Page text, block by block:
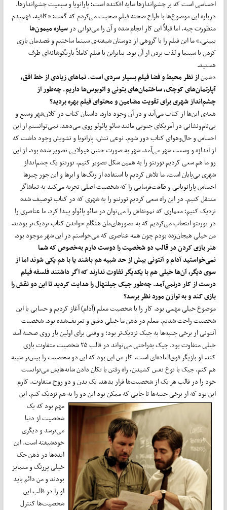
احساسی است که بر چشم‌اندازها سایه افکنده است؛ پارانویا و سبعیت چشم‌اندازها.
درباره این موضوع‌ها با طراح صحنه فیلم صحبت می‌کردم که گفت: «کافیه. فهمیدم
منظورت چیه. اما قبلاً این کار انجام شده و آن را می‌توانی در سیاره میمون‌ها
ببینی.» ما این فیلم را با گروهی از دوستان شیفته‌ی سینما ساختیم و قصدمان بازی
کردن با سینما و لذت بردن از آن بود. بنابراین با فیلم کاملاً بازیگوشانه‌ای طرف
هستید.
دشمناز نظر محیط و فضا فیلم بسیار سردی است. نماهای زیادی از خط افق،
آپارتمان‌های کوچک، ساختمان‌های بتونی و اتوبوس‌ها داریم. چه‌طور از
چشم‌انداز شهری برای تقویت مضامین و محتوای فیلم بهره بردید؟
همه‌ی این‌ها از کتاب می‌آید و در آن وجود دارد. داستان کتاب در کلان‌شهر وسیع و
بی‌نام‌ونشانی در آمریکای جنوبی مانند سائو پائولو روی می‌دهد. نمی‌توانستم از این
احساس و حال‌وهوای کتاب دور شوم. نوعی تنش، پارانویا و تشویش وجود داشت که
از اندازه و وسعت شهر می‌آمد. شهر به صورت چنین هیولایی تصویر شده بود. از این
رو ما هم سعی کردیم تورنتو را به همین شکل تصویر کنیم. تورنتو یک چشم‌انداز
شهری بی‌پایان است. ما تلاش کردیم با استفاده از رنگ‌ها و ابرها و این جور چیزها
احساس پارانویایی و طاقت‌فرسایی را که شخصیت اصلی تجربه می‌کند به تماشاگر
منتقل کنیم. در این راه سعی کردیم تورنتو را به شهری که در کتاب توصیف شده
نزدیک کنیم؛ معماری که نمونه‌اش را می‌توان در سائو پائولو پیدا کرد. ما عناصری را
در تورنتو انتخاب می‌کردیم که به تصور‌های‌مان هنگام خواندن کتاب نزدیک‌تر بودند.
من خیلی هیجان‌زده بودم چون همه عناصری که می‌خواستم در این شهر موجود بود.
هنر بازی کردن در قالب دو شخصیت را دوست دارم به‌خصوص که شما
نمی‌خواستید آدام و آنتونی بیش از حد شبیه هم باشند یا با هم یکی شوند اما از
سوی دیگر، آن‌ها خیلی هم با یکدیگر تفاوت ندارند که اگر داشتند فلسفه فیلم
درست از کار درنمی‌آمد. چه‌طور جیک جیلنهال را هدایت کردید تا این دو نقش را
بازی کند و به توازن مورد نظر برسد؟
موضوع خیلی مهمی بود. کار را با شخصیت معلم (آدام) آغاز کردیم و حسابی با این
شخصیت راحت شدیم. معلم در ذهن ما خیلی دقیق و تعریف‌شده بود. شخصیت
آنتونی از برخی جنبه‌ها به جیک نزدیک‌تر بود؛ و وقتی برای اولین بار روی صحنه آمد
خیلی متفاوت بود. جیک به‌راحتی می‌تواند در قالب ۲۵ شخصیت متفاوت بازی
کند. او بازیگر فوق‌العاده‌ای است. کار من این بود که این دو شخصیت را بیش‌تر شبیه
هم کنم. جیک با نوع نفس کشیدن، راه رفتن یا تکان دادن شانه‌هایش می‌توانست
خود را در قالب هر یک از شخصیت‌ها قرار بدهد. یک بدن و دو روح متفاوت. کارم
این بود که از برخی جنبه‌ها تا جایی که ممکن بود این دو را بههم نزدیک کنم. این
مهم بود که یک
شخصیت از دنیا
می‌ترسد و دیگری
خودشیفته است. این
ایده‌ها در ذهن جک
خیلی پررنگ و متمایز
بودند و من دائم باید
او را در قالب این
شخصیت‌ها کنترل